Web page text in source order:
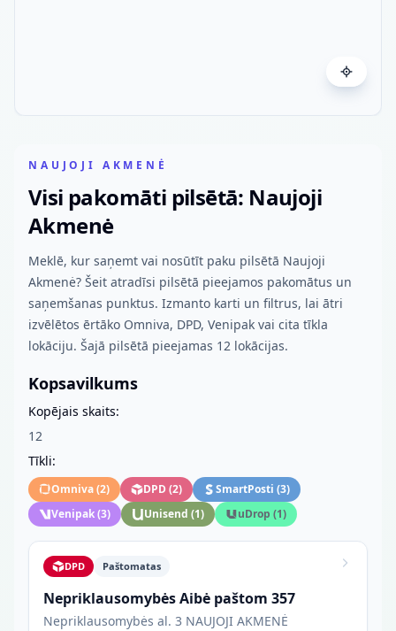
NAUJOJI AKMENĖ
Visi pakomāti pilsētā: Naujoji
Akmenė
Meklē, kur saņemt vai nosūtīt paku pilsētā Naujoji
Akmenė? Šeit atradīsi pilsētā pieejamos pakomātus un
saņemšanas punktus. Izmanto karti un filtrus, lai ātri
izvēlētos ērtāko Omniva, DPD, Venipak vai cita tīkla
lokāciju. Šajā pilsētā pieejamas 12 lokācijas.
Kopsavilkums
Kopējais skaits:
12
Tīkli:
Omniva(2) DPD(2) SmartPosti (3)
Venipak(3) Unisend (1) uDrop (1)
DPD Paštomatas
Nepriklausomybės Aibė paštom 357
Nepriklausomybės al. 3 NAUJOJI AKMENĖ